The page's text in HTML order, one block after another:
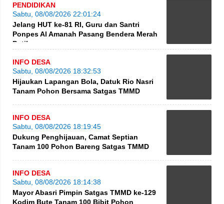
PENDIDIKAN
Sabtu, 08/08/2026 22:01:24
Jelang HUT ke-81 RI, Guru dan Santri
Ponpes Al Amanah Pasang Bendera Merah
Putih
INFO DESA
Sabtu, 08/08/2026 18:32:53
Hijaukan Lapangan Bola, Datuk Rio Nasri
Tanam Pohon Bersama Satgas TMMD
INFO DESA
Sabtu, 08/08/2026 18:19:45
Dukung Penghijauan, Camat Septian
Tanam 100 Pohon Bareng Satgas TMMD
INFO DESA
Sabtu, 08/08/2026 18:14:38
Mayor Abasri Pimpin Satgas TMMD ke-129
Kodim Bute Tanam 100 Bibit Pohon